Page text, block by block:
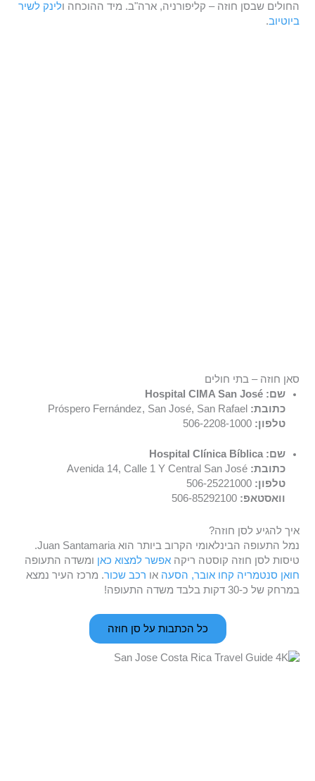
החולים שבסן חוזה – קליפורניה, ארה"ב. מיד ההוכחה ולינק לשיר
ביוטיוב.
סאן חוזה – בתי חולים
שם: Hospital CIMA San José
כתובת:
טלפון: 506-2208-1000
שם: Hospital Clínica Bíblica
כתובת: Avenida 14, Calle 1 Y Central San José
טלפון: 506-25221000
וואסטאפ: 506-85292100
איך להגיע לסן חוזה?
נמל התעופה הבינלאומי הקרוב ביותר הוא Juan Santamaria.
טיסות לסן חוזה קוסטה ריקהאפשר למצוא כאן ומשדה התעופה
חואן סנטמריה קחו אובר, הסעה או רכב שכור. מרכז העיר נמצא
במרחק של כ-30 דקות בלבד משדה התעופה!
כל הכתבות על סן חוזה